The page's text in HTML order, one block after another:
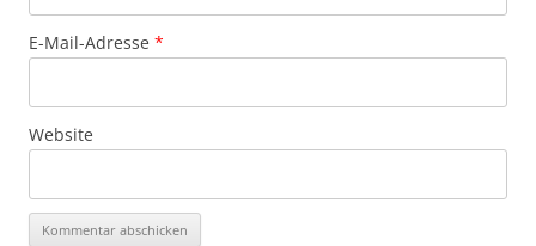
E-Mail-Adresse *
Website